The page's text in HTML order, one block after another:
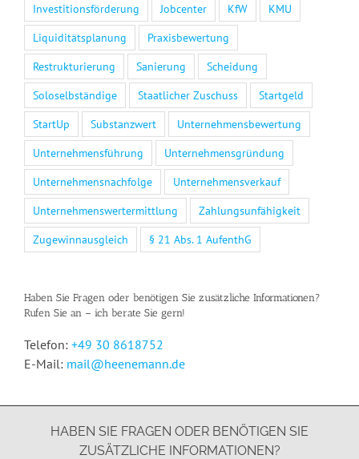
Investitionsförderung
Jobcenter KfW
KMU
Liquiditätsplanung
Praxisbewertung
Restrukturierung
Sanierung
Scheidung
Soloselbständige
Staatlicher Zuschuss
Startgeld
StartUp
Substanzwert
Unternehmensbewertung
Unternehmensführung
Unternehmensgründung
Unternehmensnachfolge
Unternehmensverkauf
Unternehmenswertermittlung
Zahlungsunfähigkeit
Zugewinnausgleich
§ 21 Abs. 1 AufenthG
Haben Sie Fragen oder benötigen Sie zusätzliche Informationen?
Rufen Sie an – ich berate Sie gern!
Telefon: +49 30 8618752
E-Mail: mail@heenemann.de
HABEN SIE FRAGEN ODER BENÖTIGEN SIE
ZUSÄTZLICHE INFORMATIONEN?